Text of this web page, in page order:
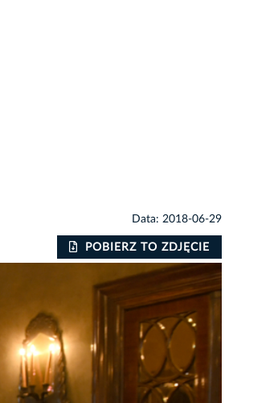
Data: 2018-06-29
POBIERZ TO ZDJĘCIE